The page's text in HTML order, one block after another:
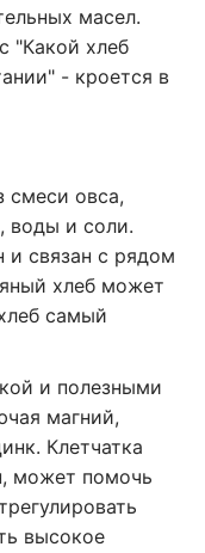
масел.
"Какой хлеб
- кроется в
смеси овса,
воды и соли.
и связан с рядом
хлеб может
самый
и полезными
магний,
Клетчатка
может помочь
высокое